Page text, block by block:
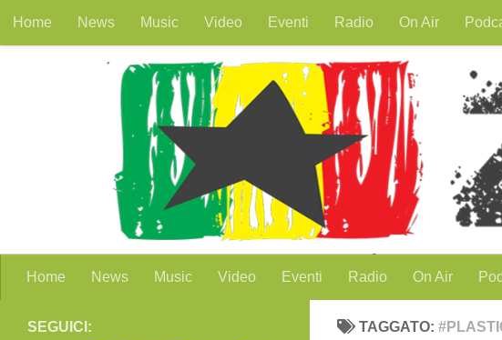
Salta al contenuto
Home News Music Video Eventi Radio On Air
Home News Music Video Eventi Radio On Air
TAGGATO:
SEGUICI: